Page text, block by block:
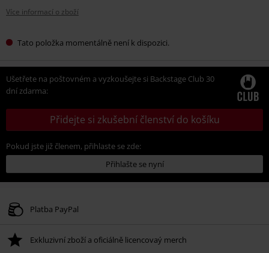
Více informací o zboží
Tato položka momentálně není k dispozici.
Ušetřete na poštovném a vyzkoušejte si Backstage Club 30
dní zdarma:
Přidejte si zkušební členství do košíku
Pokud jste již členem, přihlaste se zde:
Přihlašte se nyní
Platba PayPal
Exkluzivní zboží a oficiálně licencovaý merch